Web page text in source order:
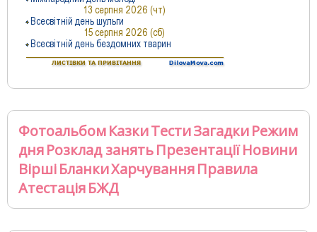
ФотоальбомКазкиТестиЗагадкиРежим
дняРозклад занятьПрезентаціїНовини
ВіршіБланкиХарчуванняПравила
АтестаціяБЖД